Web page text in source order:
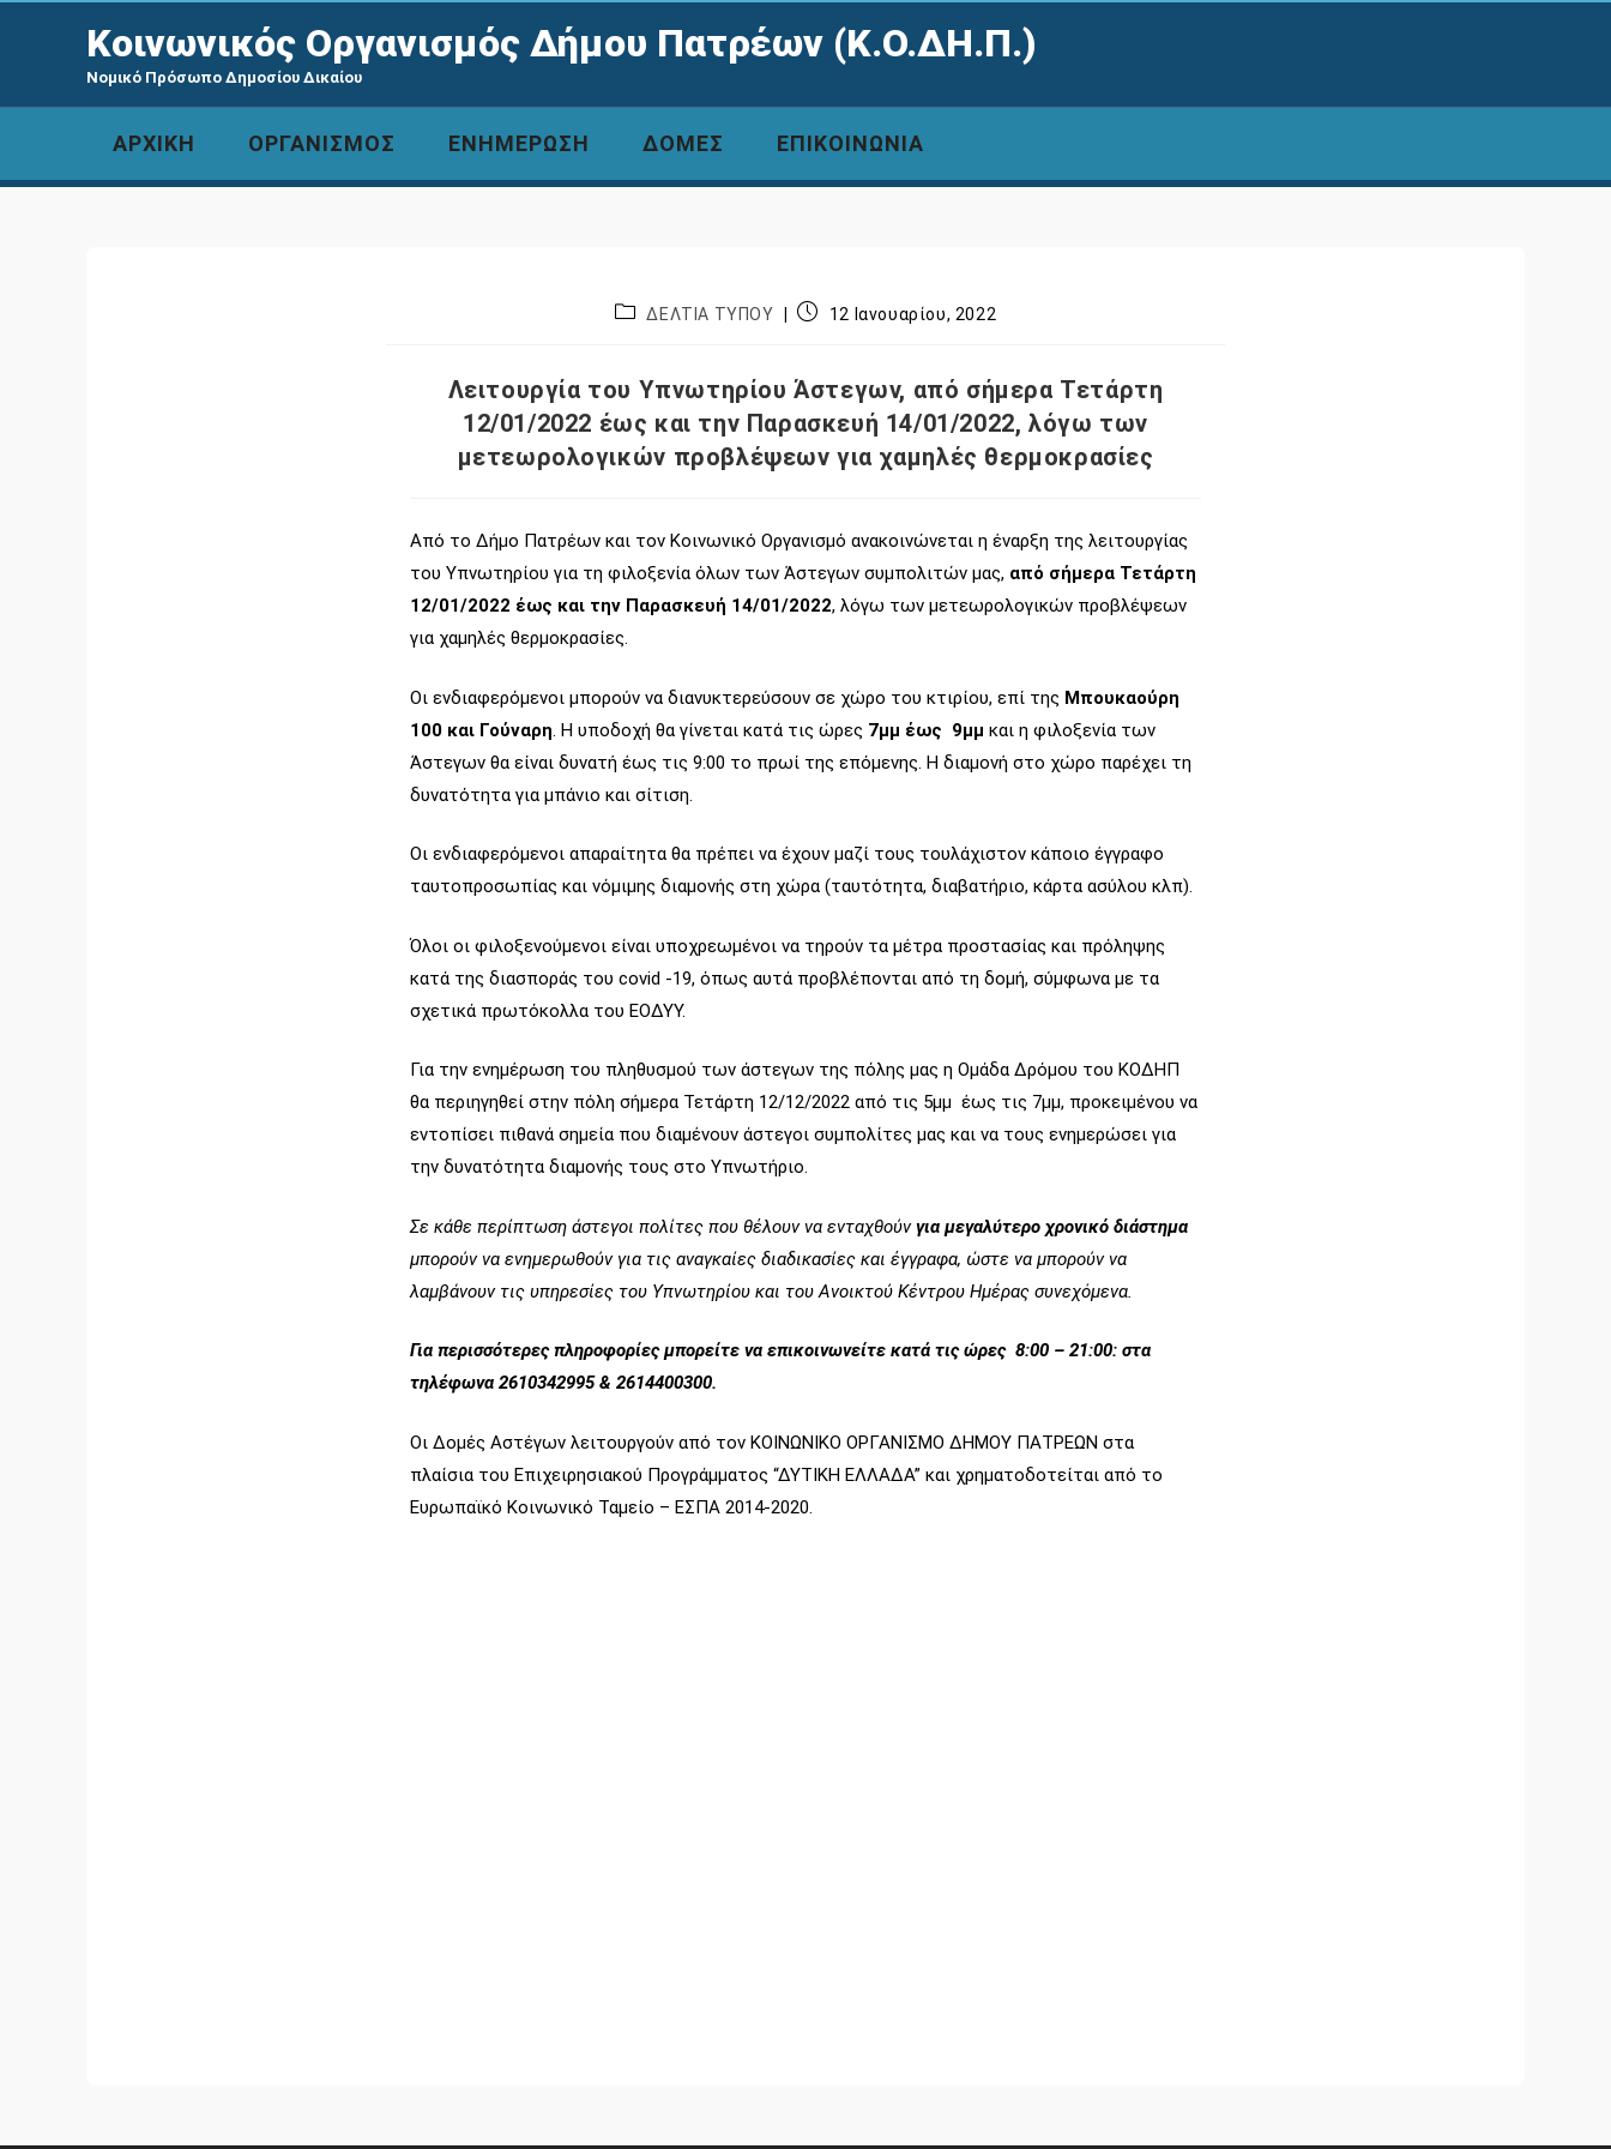
Κοινωνικός Οργανισμός Δήμου Πατρέων (Κ.Ο.ΔΗ.Π.)
Νομικό Πρόσωπο Δημοσίου Δικαίου
ΑΡΧΙΚΗ ΟΡΓΑΝΙΣΜΟΣ ΕΝΗΜΕΡΩΣΗ ΔΟΜΕΣ ΕΠΙΚΟΙΝΩΝΙΑ
ΔΕΛΤΙΑ ΤΥΠΟΥ 12 Ιανουαρίου, 2022
Λειτουργία του Υπνωτηρίου Άστεγων, από σήμερα Τετάρτη
12/01/2022 έως και την Παρασκευή 14/01/2022, λόγω των
μετεωρολογικών προβλέψεων για χαμηλές θερμοκρασίες
Από το Δήμο Πατρέων και τον Κοινωνικό Οργανισμό ανακοινώνεται η έναρξη της λειτουργίας
του Υπνωτηρίου για τη φιλοξενία όλων των Άστεγων συμπολιτών μας, από σήμερα Τετάρτη
12/01/2022 έως και την Παρασκευή 14/01/2022, λόγω των μετεωρολογικών προβλέψεων
για χαμηλές θερμοκρασίες.
Οι ενδιαφερόμενοι μπορούν να διανυκτερεύσουν σε χώρο του κτιρίου, επί της Μπουκαούρη
100 και Γούναρη . Η υποδοχή θα γίνεται κατά τις ώρες 7μμ έως 9μμ και η φιλοξενία των
Άστεγων θα είναι δυνατή έως τις 9:00 το πρωί της επόμενης. Η διαμονή στο χώρο παρέχει τη
δυνατότητα για μπάνιο και σίτιση.
Οι ενδιαφερόμενοι απαραίτητα θα πρέπει να έχουν μαζί τους τουλάχιστον κάποιο έγγραφο
ταυτοπροσωπίας και νόμιμης διαμονής στη χώρα (ταυτότητα, διαβατήριο, κάρτα ασύλου κλπ).
Όλοι οι φιλοξενούμενοι είναι υποχρεωμένοι να τηρούν τα μέτρα προστασίας και πρόληψης
κατά της διασποράς του covid -19, όπως αυτά προβλέπονται από τη δομή, σύμφωνα με τα
σχετικά πρωτόκολλα του ΕΟΔΥΥ.
Για την ενημέρωση του πληθυσμού των άστεγων της πόλης μας η Ομάδα Δρόμου του ΚΟΔΗΠ
θα περιηγηθεί στην πόλη σήμερα Τετάρτη 12/12/2022 από τις 5μμ έως τις 7μμ, προκειμένου να
εντοπίσει πιθανά σημεία που διαμένουν άστεγοι συμπολίτες μας και να τους ενημερώσει για
την δυνατότητα διαμονής τους στο Υπνωτήριο.
Σε κάθε περίπτωση άστεγοι πολίτες που θέλουν να ενταχθούνγια μεγαλύτερο χρονικό διάστημα
μπορούν να ενημερωθούν για τις αναγκαίες διαδικασίες και έγγραφα, ώστε να μπορούν να
λαμβάνουν τις υπηρεσίες του Υπνωτηρίου και του Ανοικτού Κέντρου Ημέρας συνεχόμενα.
Για περισσότερες πληροφορίες μπορείτε να επικοινωνείτε κατά τις ώρες 8:00 – 21:00: στα
τηλέφωνα 2610342995 & 2614400300.
Οι Δομές Αστέγων λειτουργούν από τον ΚΟΙΝΩΝΙΚΟ ΟΡΓΑΝΙΣΜΟ ΔΗΜΟΥ ΠΑΤΡΕΩΝ στα
πλαίσια του Επιχειρησιακού Προγράμματος “ΔΥΤΙΚΗ ΕΛΛΑΔΑ” και χρηματοδοτείται από το
Ευρωπαϊκό Κοινωνικό Ταμείο – ΕΣΠΑ 2014-2020.